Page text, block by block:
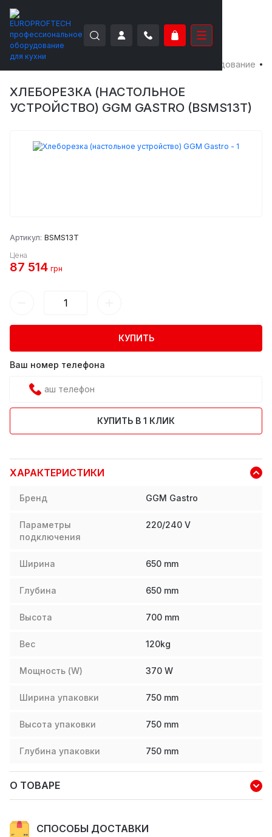
EUROPROFTECH Электро-механическое оборудование
ХЛЕБОРЕЗКА (НАСТОЛЬНОЕ
УСТРОЙСТВО) GGM GASTRO (BSMS13T)
Артикул: BSMS13T
Цена
87 514 грн
КУПИТЬ
Ваш номер телефона
КУПИТЬ В 1 КЛИК
ХАРАКТЕРИСТИКИ
Бренд GGM Gastro
Параметры
подключения
220/240 V
Ширина 650 mm
Глубина 650 mm
Высота 700 mm
Вес 120kg
Мощность (W) 370 W
Ширина упаковки 750 mm
Высота упаковки 750 mm
Глубина упаковки 750 mm
О ТОВАРЕ
СПОСОБЫ ДОСТАВКИ